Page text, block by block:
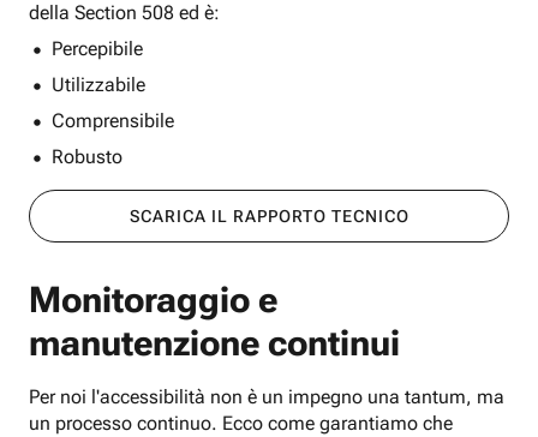
della Section 508 ed è:
Percepibile
Utilizzabile
Comprensibile
Robusto
SCARICA IL RAPPORTO TECNICO
Monitoraggio e
manutenzione continui
Per noi l'accessibilità non è un impegno una tantum, ma
un processo continuo. Ecco come garantiamo che